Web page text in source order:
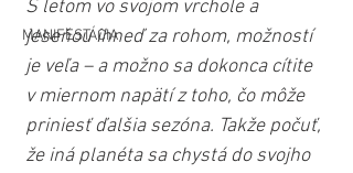
MANIFESTÁCIA
S letom vo svojom vrchole a
jeseňou ihneď za rohom, možností
je veľa – a možno sa dokonca cítite
v miernom napätí z toho, čo môže
priniesť ďalšia sezóna. Takže počuť,
že iná planéta sa chystá do svojho